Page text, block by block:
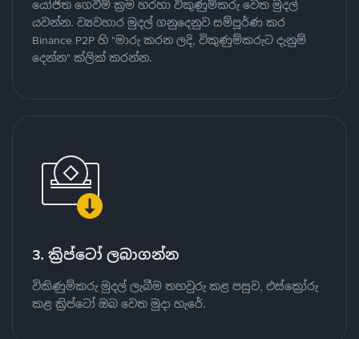
යෝජිත ගෙවීම් ක්‍රම හරහා විකුණුම්කරු වෙත මුදල්
යවන්න. ව්‍යවහාර මුදල් ගනුදෙනුව සම්පූර්ණ කර
Binance P2P හි "මාරු කරන ලදි, විකුණුම්කරුට දැනුම්
දෙන්න" ක්ලික් කරන්න.
3. ක්‍රිප්ටෝ ලබාගන්න
විකිණුම්කරු මුදල් ලැබීම තහවුරු කළ පසුව, එස්ක්‍රෝරු
කළ ක්‍රිප්ටෝ ඔබ වෙත මුදා හැරේ.